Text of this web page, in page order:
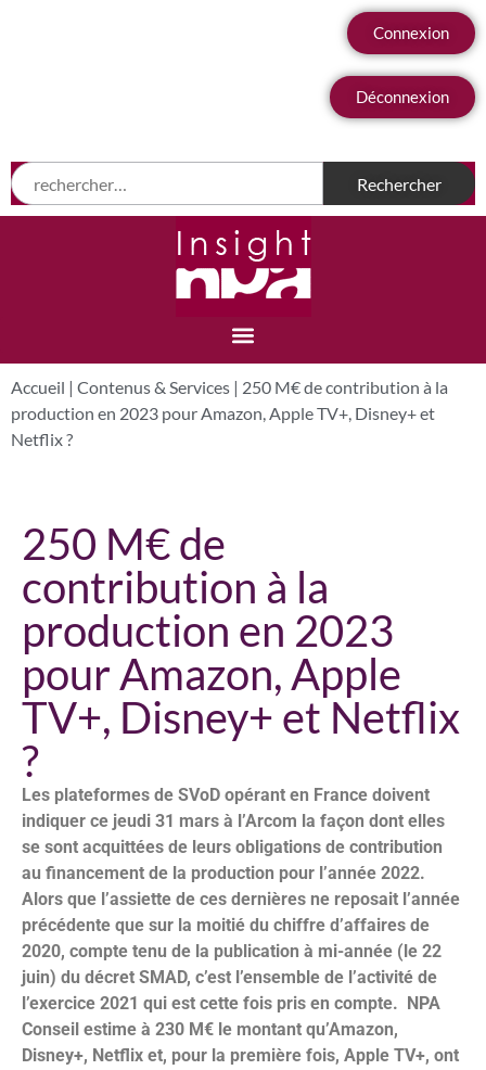
Connexion
Déconnexion
Accueil | Contenus & Services | 250 M€ de contribution à la
production en 2023 pour Amazon, Apple TV+, Disney+ et
Netflix ?
250 M€ de
contribution à la
production en 2023
pour Amazon, Apple
TV+, Disney+ et Netflix
?
Les plateformes de SVoD opérant en France doivent
indiquer ce jeudi 31 mars à l’Arcom la façon dont elles
se sont acquittées de leurs obligations de contribution
au financement de la production pour l’année 2022.
Alors que l’assiette de ces dernières ne reposait l’année
précédente que sur la moitié du chiffre d’affaires de
2020, compte tenu de la publication à mi-année (le 22
juin) du décret SMAD, c’est l’ensemble de l’activité de
l’exercice 2021 qui est cette fois pris en compte. NPA
Conseil estime à 230 M€ le montant qu’Amazon,
Disney+, Netflix et, pour la première fois, Apple TV+, ont